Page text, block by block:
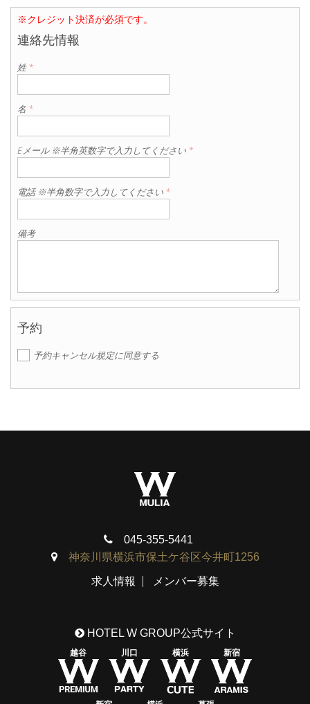
※クレジット決済が必須です。
連絡先情報
姓*
名 *
Eメール ※半角英数字で入力してください *
電話 ※半角数字で入力してください *
備考
予約
予約キャンセル規定に同意する
045-355-5441
神奈川県横浜市保土ケ谷区今井町1256
求人情報 メンバー募集
HOTEL W GROUP公式サイト
越谷 川口 横浜 新宿